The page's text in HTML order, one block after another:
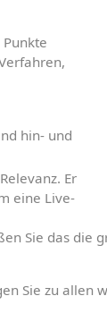
Punkte
hin- und
Er
eine Live-
Sie das die
Sie zu allen